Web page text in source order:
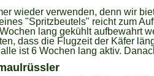
wieder verwenden, denn wir
"Spritzbeutels" reicht zum
lang gekühlt aufbewahrt
dass die Flugzeit der Käfer
ist 6 Wochen lang aktiv.